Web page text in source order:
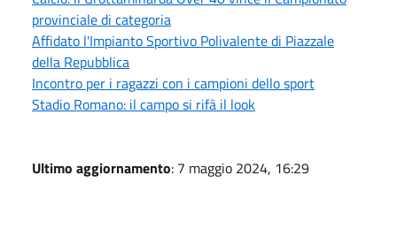
provinciale di categoria
Affidato l'Impianto Sportivo Polivalente di Piazzale
della Repubblica
Incontro per i ragazzi con i campioni dello sport
Stadio Romano: il campo si rifà il look
Ultimo aggiornamento: 7 maggio 2024, 16:29